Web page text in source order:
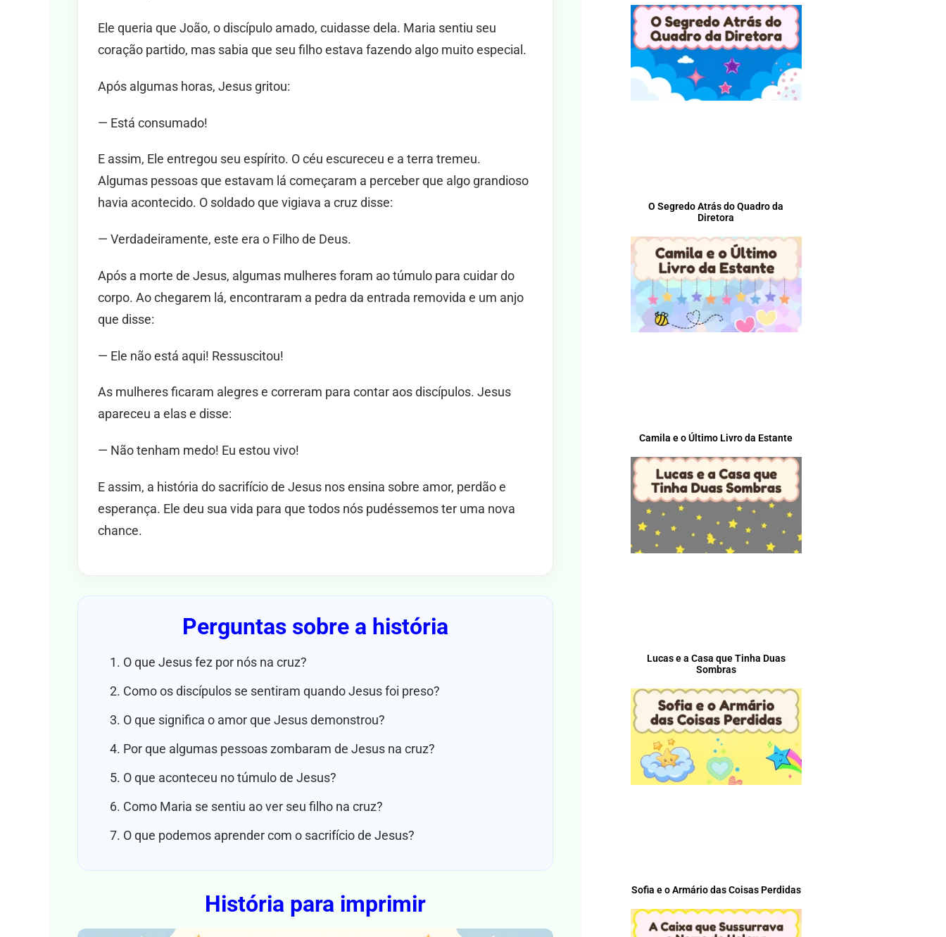
Ele queria que João, o discípulo amado, cuidasse dela. Maria sentiu seu
coração partido, mas sabia que seu filho estava fazendo algo muito especial.
Após algumas horas, Jesus gritou:
— Está consumado!
E assim, Ele entregou seu espírito. O céu escureceu e a terra tremeu.
Algumas pessoas que estavam lá começaram a perceber que algo grandioso
havia acontecido. O soldado que vigiava a cruz disse:
— Verdadeiramente, este era o Filho de Deus.
Após a morte de Jesus, algumas mulheres foram ao túmulo para cuidar do
corpo. Ao chegarem lá, encontraram a pedra da entrada removida e um anjo
que disse:
— Ele não está aqui! Ressuscitou!
As mulheres ficaram alegres e correram para contar aos discípulos. Jesus
apareceu a elas e disse:
— Não tenham medo! Eu estou vivo!
E assim, a história do sacrifício de Jesus nos ensina sobre amor, perdão e
esperança. Ele deu sua vida para que todos nós pudéssemos ter uma nova
chance.
Perguntas sobre a história
O que Jesus fez por nós na cruz?
Como os discípulos se sentiram quando Jesus foi preso?
O que significa o amor que Jesus demonstrou?
Por que algumas pessoas zombaram de Jesus na cruz?
O que aconteceu no túmulo de Jesus?
Como Maria se sentiu ao ver seu filho na cruz?
O que podemos aprender com o sacrifício de Jesus?
História para imprimir
O Segredo Atrás do Quadro da
Diretora
Camila e o Último Livro da Estante
Lucas e a Casa que Tinha Duas
Sombras
Sofia e o Armário das Coisas Perdidas